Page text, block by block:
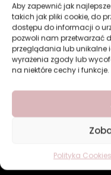
Aby zapewnić jak
takich jak pliki cookie, do
dostępu do informacji o
pozwoli nam przetwarzać
przeglądania lub unikalne
wyrażenia zgody lub
na niektóre cechy i funkcje.
Polityka Cookies
Dodaj do koszyka
Nasz marki